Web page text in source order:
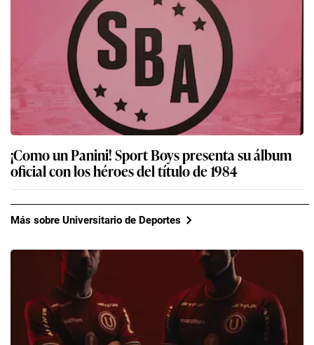
¡Como un Panini! Sport Boys presenta su álbum
oficial con los héroes del título de 1984
Más sobre Universitario de Deportes